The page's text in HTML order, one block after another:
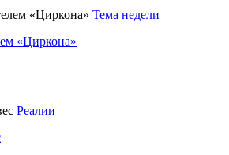
Тема недели
«Циркона»
Реалии